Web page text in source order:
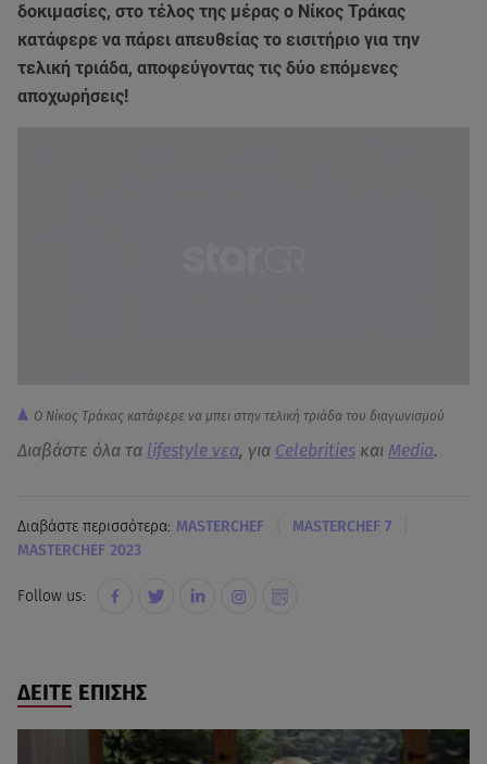
δοκιμασίες, στο τέλος της μέρας ο Νίκος Τράκας
κατάφερε να πάρει απευθείας το εισιτήριο για την
τελική τριάδα, αποφεύγοντας τις δύο επόμενες
αποχωρήσεις!
O Nίκος Τράκας κατάφερε να μπει στην τελική τριάδα του διαγωνισμού
Διαβάστε όλα τα lifestyle νεα, για Celebrities και Media.
Διαβάστε περισσότερα: MASTERCHEF MASTERCHEF 7
MASTERCHEF 2023
Follow us:
ΔΕΙΤΕ ΕΠΙΣΗΣ